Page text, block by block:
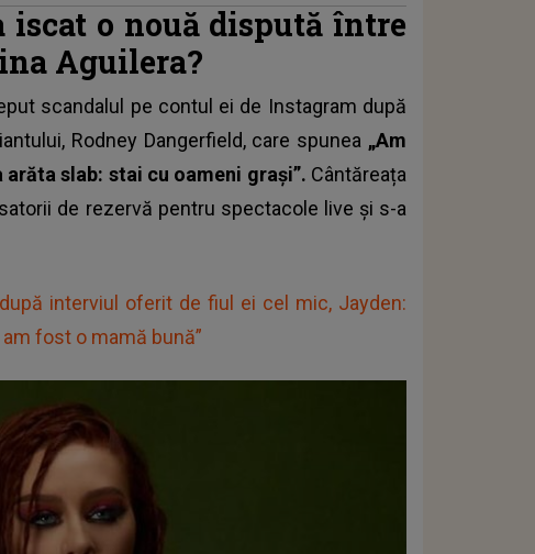
iscat o nouă dispută între
Aguilera?
scandalul pe contul ei de Instagram după
Rodney Dangerfield, care spunea „Am
slab: stai cu oameni grași”. Cântăreața
de rezervă pentru spectacole live și s-a
interviul oferit de fiul ei cel mic, Jayden:
fost o mamă bună”